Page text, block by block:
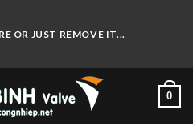
OR JUST REMOVE IT...
0